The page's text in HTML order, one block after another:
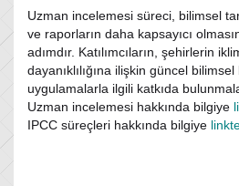
Uzman incelemesi süreci, bilimsel
ve raporların daha kapsayıcı
adımdır. Katılımcıların, şehirlerin
dayanıklılığına ilişkin güncel
uygulamalarla ilgili katkıda
Uzman incelemesi hakkında bilgiye
IPCC süreçleri hakkında bilgiye